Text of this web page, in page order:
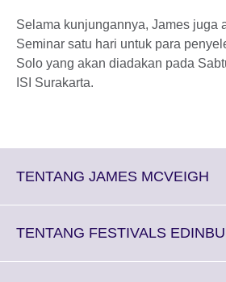
Selama kunjungannya, James juga
Seminar satu hari untuk para
Solo yang akan diadakan pada
ISI Surakarta.
TENTANG JAMES MCVEIGH
TENTANG FESTIVALS